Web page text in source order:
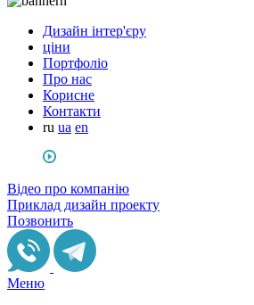
Дизайн інтер'єру
ціни
Портфоліо
Про нас
Корисне
Контакти
ru ua en
Відео про компанію
Приклад дизайн проекту
Позвонить
Меню